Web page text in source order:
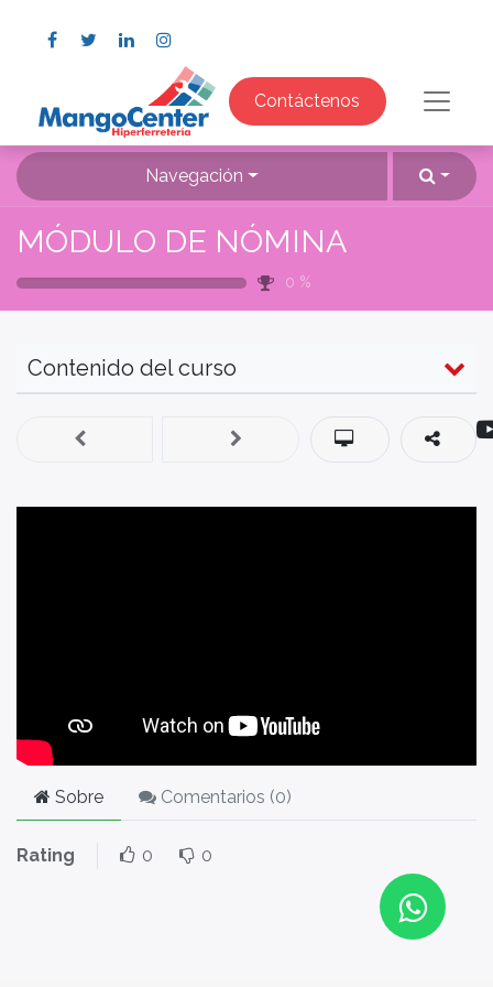
Contáctenos
Navegación
MÓDULO DE NÓMINA
0 %
Contenido del curso
Sobre Comentarios (0)
Rating 0 0